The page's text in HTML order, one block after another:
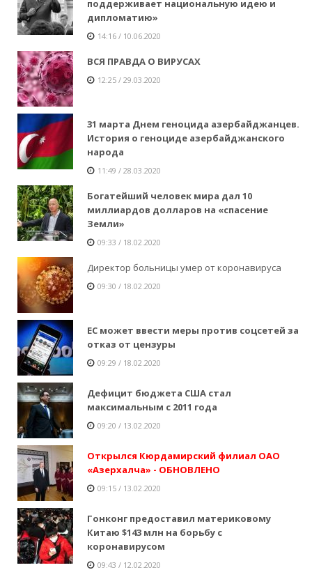
поддерживает национальную идею и
дипломатию»
14:16 / 10.06.2020
ВСЯ ПРАВДА О ВИРУСАХ
12:25 / 29.03.2020
31 марта Днем геноцида азербайджанцев.
История о геноциде азербайджанского
народа
11:49 / 28.03.2020
Богатейший человек мира дал 10
миллиардов долларов на «спасение
Земли»
09:33 / 18.02.2020
Директор больницы умер от коронавируса
09:30 / 18.02.2020
ЕС может ввести меры против соцсетей за
отказ от цензуры
09:29 / 18.02.2020
Дефицит бюджета США стал
максимальным с 2011 года
09:20 / 13.02.2020
Открылся Кюрдамирский филиал ОАО
«Азерхалча» - ОБНОВЛЕНО
09:15 / 13.02.2020
Гонконг предоставил материковому
Китаю $143 млн на борьбу с
коронавирусом
09:43 / 12.02.2020